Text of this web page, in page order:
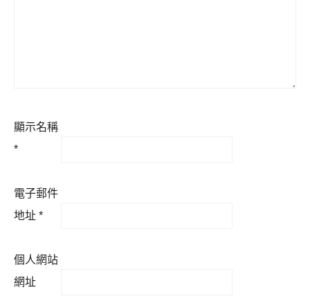
顯示名稱
*
電子郵件
地址 *
個人網站
網址